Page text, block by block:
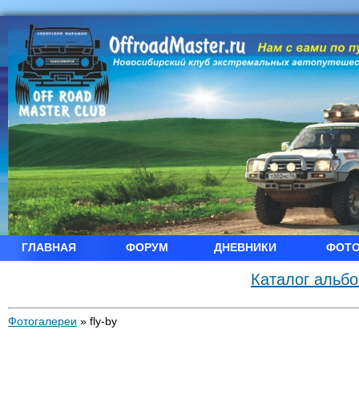
ГЛАВНАЯ ФОРУМ ДНЕВНИКИ
Каталог
Фотогалереи » fly-by